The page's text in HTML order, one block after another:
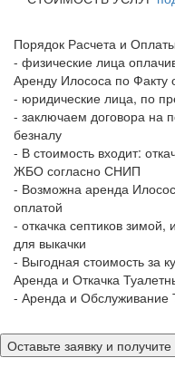
Порядок Расчета и
- физические лица
Аренду Илососа по Факту
- юридические лица, по
- заключаем договора на
безналу
- В стоимость входит:
ЖБО согласно СНИП
- Возможна аренда
оплатой
- откачка септиков
для выкачки
- Выгодная стоимость за
Аренда и Откачка
- Аренда и
Оставьте заявку и